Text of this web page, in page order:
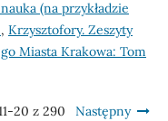
(na przykładzie
, Krzysztofory. Zeszyty
Miasta Krakowa: Tom
20 z 290 Następny